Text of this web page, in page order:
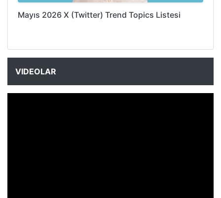
Mayıs 2026 X (Twitter) Trend Topics Listesi
VIDEOLAR